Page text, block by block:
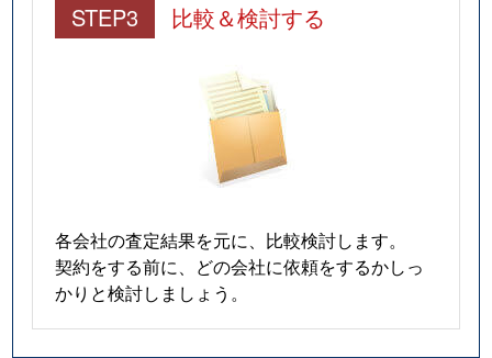
米ケ袋
1,200万円
五橋
1,800万円
1,100万円
1,800万円
子平町
900万円
東北福祉大前
昭和町
2,100万円
北仙台
昭和町
1,500万円
北仙台
STEP3 比較＆検討する
各会社の査定結果を元に、比較検討します。
契約をする前に、どの会社に依頼をするかしっ
かりと検討しましょう。